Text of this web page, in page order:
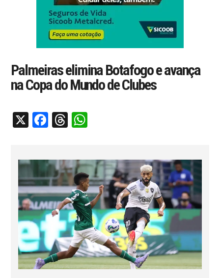
Palmeiras elimina Botafogo e avança
na Copa do Mundo de Clubes
X Facebook
Threads